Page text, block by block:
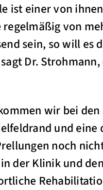
ist einer von
von
sein, so will es
Dr.
wir bei
und
noch
der Klinik und